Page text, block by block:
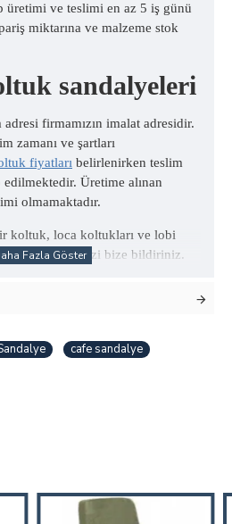
üretimi ve teslimi en az 5 iş günü
miktarına ve malzeme stok
sandalyeleri
adresi firmamızın imalat adresidir.
zamanı ve şartları
fiyatları belirlenirken teslim
Üretime alınan
olmamaktadır.
koltuk, loca koltukları ve lobi
ve görüşlerinizi bize bildiriniz.
cafe sandalye